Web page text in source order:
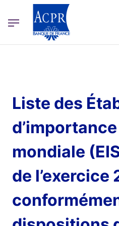
ACPR Menu Principal (French)
Liste des
mondiale
de l’exercice